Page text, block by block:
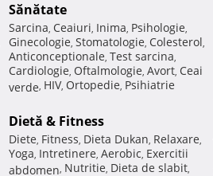
Sănătate
Sarcina, Ceaiuri, Inima, Psihologie,
Ginecologie, Stomatologie, Colesterol,
Anticonceptionale, Test sarcina,
Cardiologie, Oftalmologie, Avort, Ceai
verde, HIV, Ortopedie, Psihiatrie
Dietă & Fitness
Diete, Fitness, Dieta Dukan, Relaxare,
Yoga, Intretinere, Aerobic, Exercitii
abdomen, Nutritie, Dieta de slabit,